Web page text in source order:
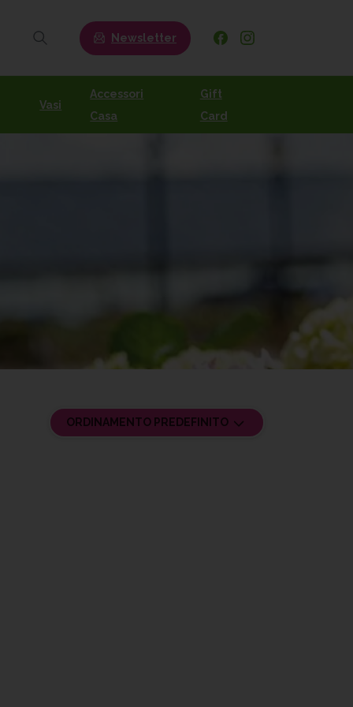
Search
Newsletter
Vasi
Accessori
Casa
Gift
Card
ORDINAMENTO PREDEFINITO